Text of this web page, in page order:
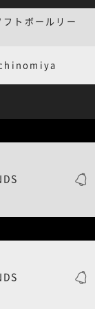
フトボールリー